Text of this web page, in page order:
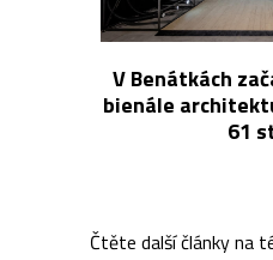
V Benátkách
bienále
61
Čtěte další články na